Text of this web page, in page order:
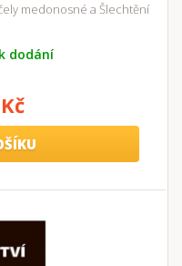
medonosné a Šlechtění
dodání